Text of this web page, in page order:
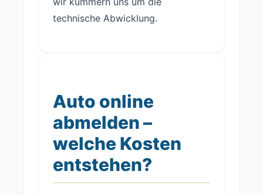
technische Abwicklung.
Auto online
abmelden –
welche Kosten
entstehen?